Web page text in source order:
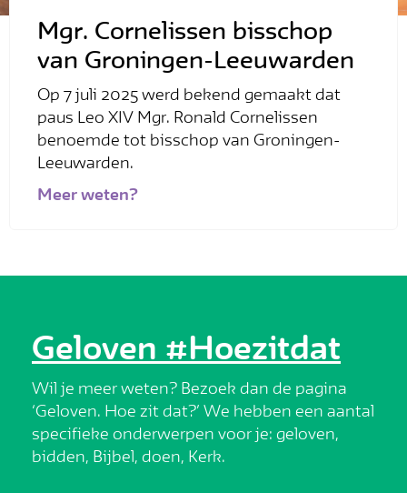
Mgr. Cornelissen bisschop
van Groningen-Leeuwarden
Op 7 juli 2025 werd bekend gemaakt dat
paus Leo XIV Mgr. Ronald Cornelissen
benoemde tot bisschop van Groningen-
Leeuwarden.
Meer weten?
Geloven #Hoezitdat
Wil je meer weten? Bezoek dan de pagina
‘Geloven. Hoe zit dat?’ We hebben een aantal
specifieke onderwerpen voor je: geloven,
bidden, Bijbel, doen, Kerk.